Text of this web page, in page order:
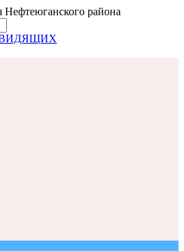
Нефтеюганского района